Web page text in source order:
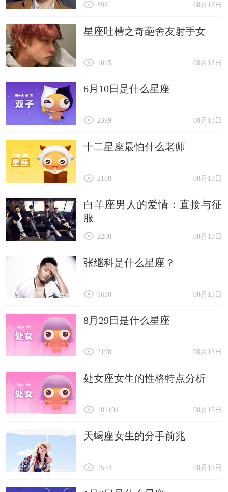
08月13日
896
星座吐槽之奇葩舍友射手女
08月13日
1015
6月10日是什么星座
08月13日
2399
十二星座最怕什么老师
08月13日
2108
白羊座男人的爱情：直接与征
服
08月13日
2208
张继科是什么星座？
08月13日
1630
8月29日是什么星座
08月13日
2198
处女座女生的性格特点分析
08月13日
181194
天蝎座女生的分手前兆
08月13日
2554